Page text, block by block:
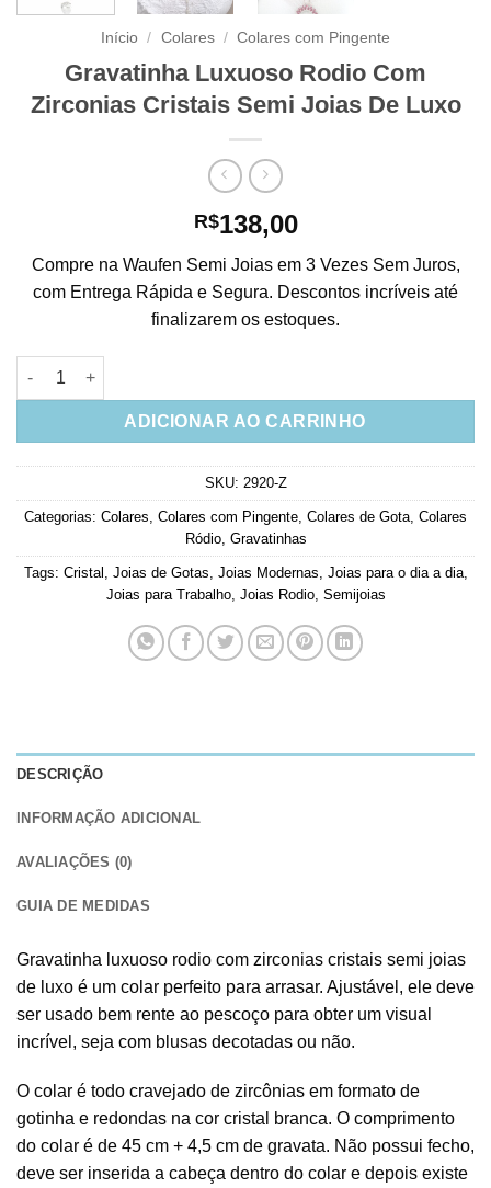
Início / Colares / Colares com Pingente
Gravatinha Luxuoso Rodio Com
Zirconias Cristais Semi Joias De Luxo
R$138,00
Compre na Waufen Semi Joias em 3 Vezes Sem Juros,
com Entrega Rápida e Segura. Descontos incríveis até
finalizarem os estoques.
Gravatinha Luxuoso Rodio Com Zirconias Cristais Semi Joias
ADICIONAR AO CARRINHO
SKU: 2920-Z
Categorias: Colares Colares com Pingente Colares de Gota Colares
Ródio, Gravatinhas
Tags: Cristal Joias de Gotas Joias Modernas Joias para o dia a dia,
Joias para Trabalho, Joias Rodio, Semijoias
DESCRIÇÃO
INFORMAÇÃO ADICIONAL
AVALIAÇÕES (0)
GUIA DE MEDIDAS
Gravatinha luxuoso rodio com zirconias cristais semi joias
de luxo é um colar perfeito para arrasar. Ajustável, ele deve
ser usado bem rente ao pescoço para obter um visual
incrível, seja com blusas decotadas ou não.
O colar é todo cravejado de zircônias em formato de
gotinha e redondas na cor cristal branca. O comprimento
do colar é de 45 cm + 4,5 cm de gravata. Não possui fecho,
deve ser inserida a cabeça dentro do colar e depois existe